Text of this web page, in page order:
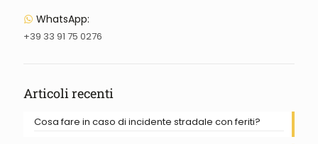
WhatsApp:
+39 33 91 75 0276
Articoli recenti
Cosa fare in caso di incidente stradale con feriti?